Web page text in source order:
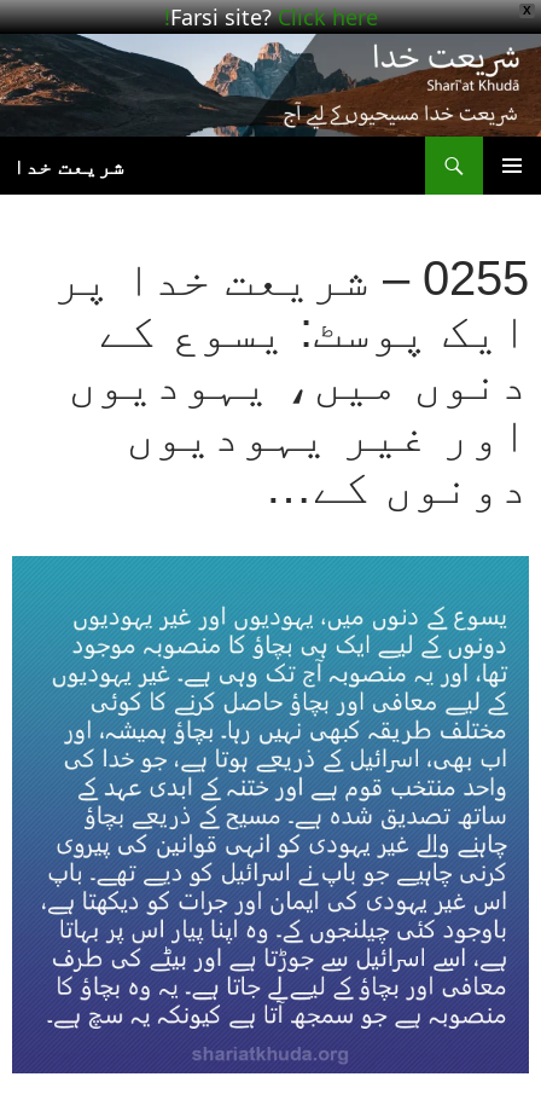
X
Farsi site?Click here!
چھوڑیں
مواد
پر
جائیں
شریعت خدا
0255 – شریعت خدا پر
ایک پوسٹ: یسوع کے
دنوں میں، یہودیوں
اور غیر یہودیوں
دونوں کے…